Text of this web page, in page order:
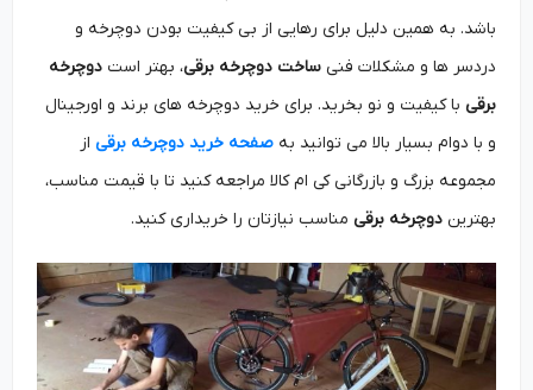
باشد. به همین دلیل برای رهایی از بی کیفیت بودن دوچرخه و
دردسر ها و مشکلات فنی ساخت دوچرخه برقی ، بهتر استدوچرخه
با کیفیت و نو بخرید. برای خرید دوچرخه های برند و اورجینال
و با دوام بسیار بالا می توانید بهصفحه خرید دوچرخه برقی از
مجموعه بزرگ و بازرگانی کی ام کالا مراجعه کنید تا با قیمت مناسب،
بهتریندوچرخه برقی مناسب نیازتان را خریداری کنید.